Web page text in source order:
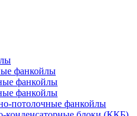
фанкойлы
фанкойлы
фанкойлы
потолочные фанкойлы